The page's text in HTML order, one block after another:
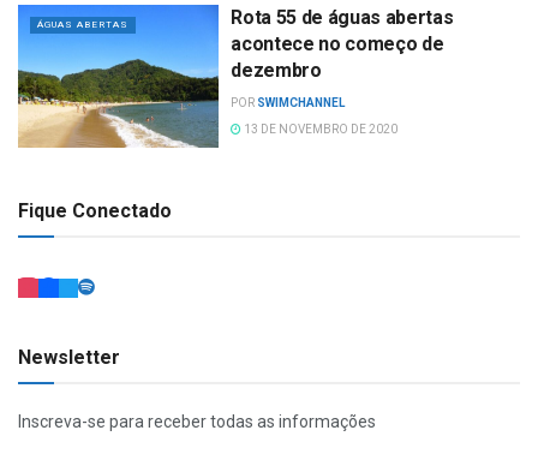
ÁGUAS ABERTAS
Rota 55 de águas abertas
acontece no começo de
dezembro
POR SWIMCHANNEL
13 DE NOVEMBRO DE 2020
Fique Conectado
Newsletter
Inscreva-se para receber todas as informações